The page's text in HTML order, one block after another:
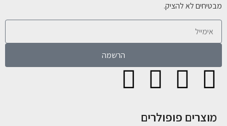
מבטיחים לא להציק.
הרשמה
מוצרים פופולרים